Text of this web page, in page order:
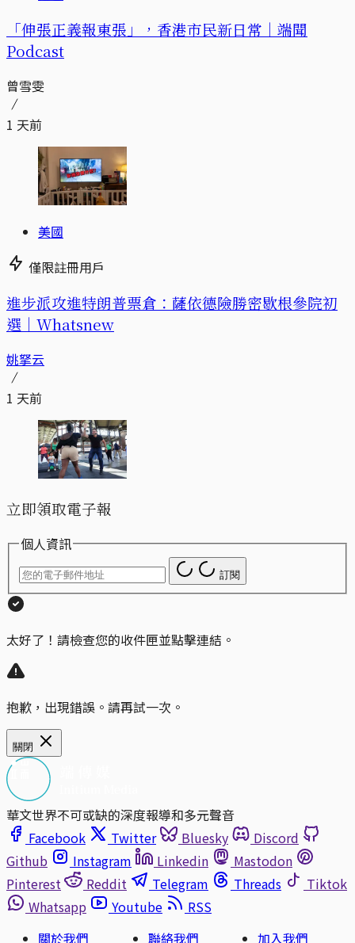
「伸張正義報東張」，香港市民新日常｜端聞
Podcast
曾雪雯
1 天前
美國
僅限註冊用戶
進步派攻進特朗普票倉：薩依德險勝密歇根參院初
選｜Whatsnew
姚拏云
1 天前
立即領取電子報
個人資訊
訂閱
太好了！請檢查您的收件匣並點擊連結。
抱歉，出現錯誤。請再試一次。
關閉
華文世界不可或缺的深度報導和多元聲音
Facebook
Twitter Bluesky
Discord
Github
Instagram Linkedin
Mastodon
Pinterest
Reddit Telegram Threads
Tiktok
Whatsapp
Youtube
RSS
關於我們
聯絡我們
加入我們